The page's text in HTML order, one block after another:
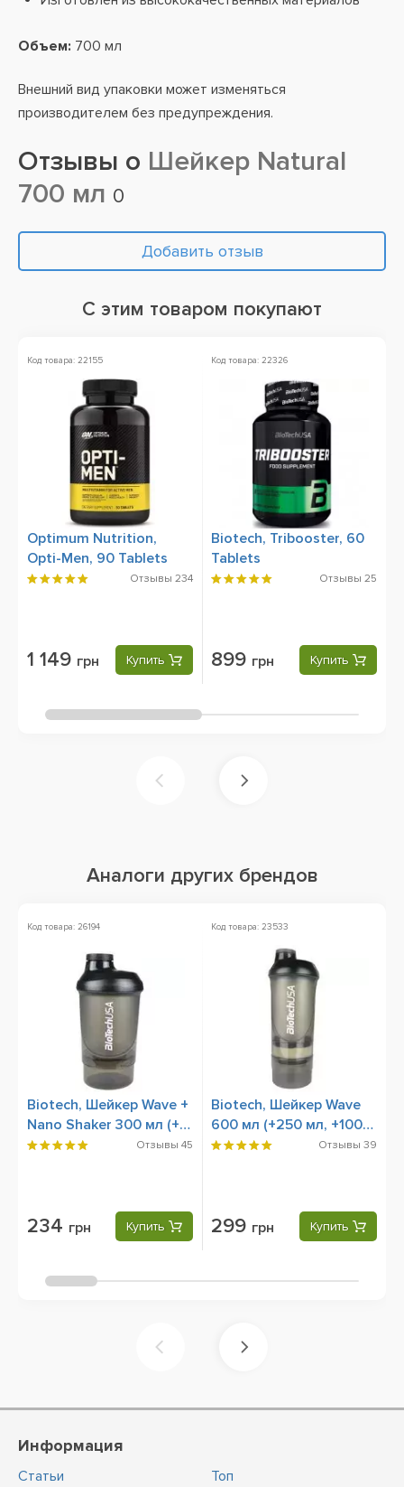
Объем: 700 мл
Внешний вид упаковки может изменяться
производителем без предупреждения.
Отзывы о Шейкер Natural
700 мл 0
Добавить отзыв
С этим товаром покупают
Код товара: 22155
Optimum Nutrition,
Opti-Men, 90 Tablets
Отзывы 234
1 149 грн Купить
Код товара: 22326
Biotech, Tribooster, 60
Tablets
Отзывы 25
899 грн Купить
Аналоги других брендов
Код товара: 26194
Biotech, Шейкер Wave +
Nano Shaker 300 мл (+
150 мл) Panther Black
Отзывы 45
234 грн Купить
Код товара: 23533
Biotech, Шейкер Wave
600 мл (+250 мл, +100
мл) Panther BlackОтзывы 39
299 грн Купить
Информация
Статьи
Топ